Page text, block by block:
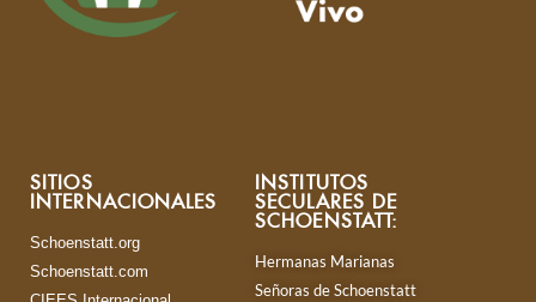
SITIOS
INTERNACIONALES
Schoenstatt.org
Schoenstatt.com
INSTITUTOS
SECULARES DE
SCHOENSTATT:
Hermanas Marianas
Señoras de Schoenstatt